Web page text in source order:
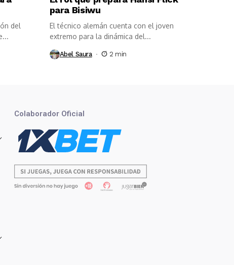
del
para Bisiwu
El técnico alemán cuenta con el joven
extremo para la dinámica del...
Abel Saura 2 min
Colaborador Oficial